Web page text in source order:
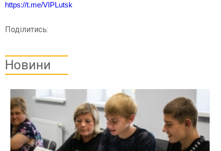
https://t.me/VIPLutsk
Поділитись:
Новини